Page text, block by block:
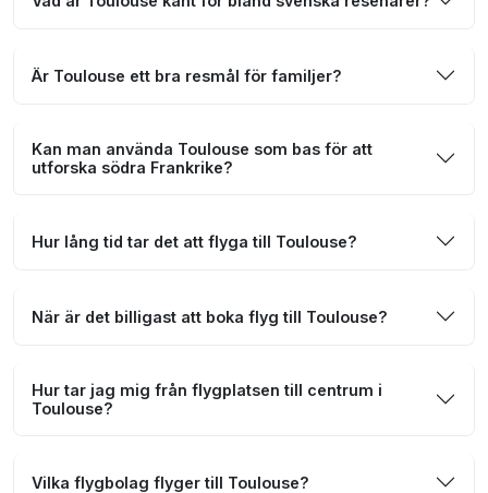
Är Toulouse ett bra resmål för familjer?
Kan man använda Toulouse som bas för att
utforska södra Frankrike?
Hur lång tid tar det att flyga till Toulouse?
När är det billigast att boka flyg till Toulouse?
Hur tar jag mig från flygplatsen till centrum i
Toulouse?
Vilka flygbolag flyger till Toulouse?